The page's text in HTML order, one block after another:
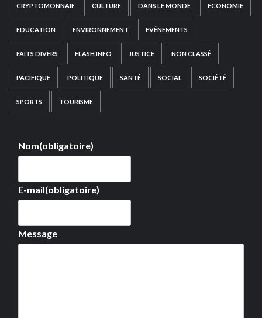
CRYPTOMONNAIE CULTURE DANS LE MONDE ECONOMIE
EDUCATION ENVIRONNEMENT EVÉNEMENTS
FAITS DIVERS FLASH INFO JUSTICE NON CLASSÉ
PACIFIQUE POLITIQUE SANTÉ SOCIAL SOCIÉTÉ
SPORTS TOURISME
Nom(obligatoire)
E-mail(obligatoire)
Message